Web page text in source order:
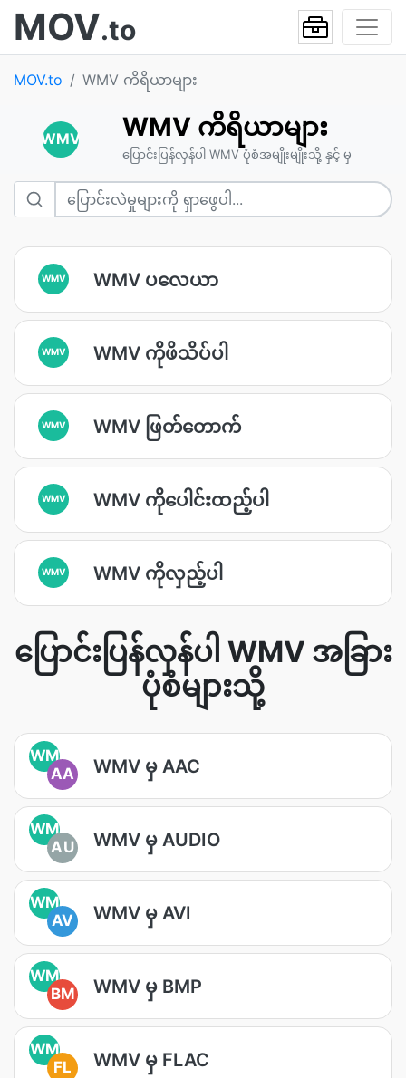
MOV.to
MOV.to WMV ကိရိယာများ
WMV WMV ကိရိယာများ
ပြောင်းပြန်လှန်ပါ WMV ပုံစံအမျိုးမျိုးသို့ နှင့် မှ
WMV WMV ပလေယာ
WMV WMV ကိုဖိသိပ်ပါ
WMV WMV ဖြတ်တောက်
WMV WMV ကိုပေါင်းထည့်ပါ
WMV WMV ကိုလှည့်ပါ
ပြောင်းပြန်လှန်ပါ WMV အခြား
ပုံစံများသို့
WM
AA
WMV မှ AAC
WM
AU
WMV မှ AUDIO
WM
AV
WMV မှ AVI
WM
BM
WMV မှ BMP
WM
FL
WMV မှ FLAC